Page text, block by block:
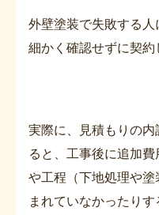
外壁塗装で失敗する
細かく確認せずに契約
実際に、見積もりの
ると、工事後に追加
や工程（下地処理や
まれていなかったり